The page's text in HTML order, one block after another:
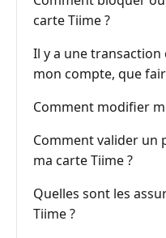
carte Tiime ?
Il y a une
mon compte, que
Comment modifier
Comment valider un
ma carte Tiime ?
Quelles sont les
Tiime ?